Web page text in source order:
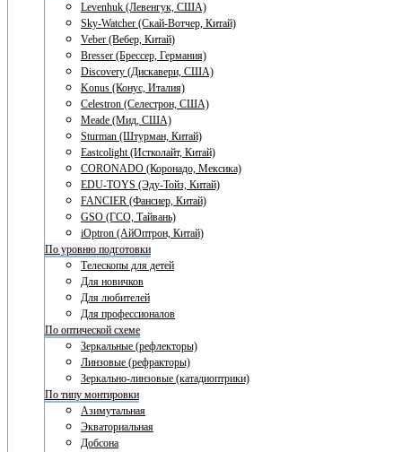
Levenhuk (Левенгук, США)
Sky-Watcher (Скай-Вотчер, Китай)
Veber (Вебер, Китай)
Bresser (Брессер, Германия)
Discovery (Дискавери, США)
Konus (Конус, Италия)
Celestron (Селестрон, США)
Meade (Мид, США)
Sturman (Штурман, Китай)
Eastcolight (Истколайт, Китай)
CORONADO (Коронадо, Мексика)
EDU-TOYS (Эду-Тойз, Китай)
FANCIER (Фансиер, Китай)
GSO (ГСО, Тайвань)
iOptron (АйОптрон, Китай)
По уровню подготовки
Телескопы для детей
Для новичков
Для любителей
Для профессионалов
По оптической схеме
Зеркальные (рефлекторы)
Линзовые (рефракторы)
Зеркально-линзовые (катадиоптрики)
По типу монтировки
Азимутальная
Экваториальная
Добсона